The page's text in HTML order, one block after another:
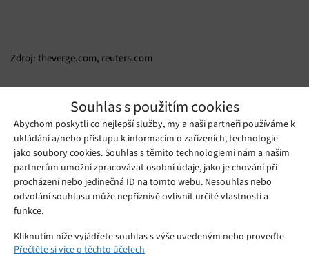
Souhlas s použitím cookies
Abychom poskytli co nejlepší služby, my a naši partneři používáme k
ukládání a/nebo přístupu k informacím o zařízeních, technologie
jako soubory cookies. Souhlas s těmito technologiemi nám a našim
partnerům umožní zpracovávat osobní údaje, jako je chování při
procházení nebo jedinečná ID na tomto webu. Nesouhlas nebo
odvolání souhlasu může nepříznivě ovlivnit určité vlastnosti a
funkce.
Kliknutím níže vyjádřete souhlas s výše uvedeným nebo proveďte
podrobnější rozhodnutí. Vaše volby budou použity pouze na tomto
Přečtěte si více o těchto účelech
Zdroj: theverge.com, reuters.com
Mohlo by se vám líbit